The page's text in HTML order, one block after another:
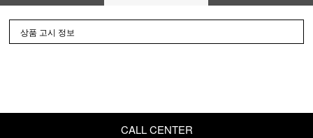
상품 고시 정보
CALL CENTER